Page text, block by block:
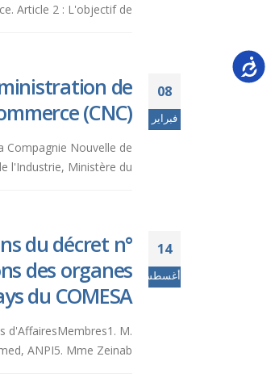
Article 2 : L'objectif de...
08
فبراير
de
(CNC).
Compagnie Nouvelle de
Ministère du...
14
أغسطس
du décret n°
des organes
du COMESA.
d'AffairesMembres1. M.
ANPI5. Mme Zeinab...